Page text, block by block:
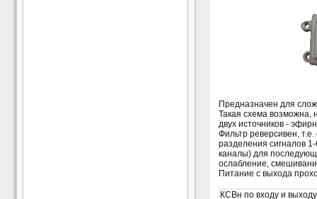
Предназначен для
Такая схема возможна,
двух источников -
Фильтр реверсивен,
разделения сигналов
каналы) для
ослабление,
Питание с выхода
КСВн по входу и